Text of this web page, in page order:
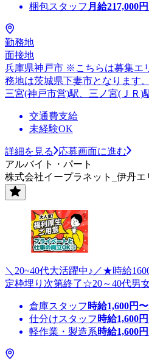
梱包スタッフ 月給217,000
勤務地
面接地
兵庫県神戸市 ※こちらは募集エ
務地は茨城県下妻市となります。
三宮(神戸市営)駅、三ノ宮(ＪＲ)
交通費支給
未経験OK
詳細を見る
応募画面に進む
アルバイト・パート
株式会社イープラネット_伊丹エ
＼20~40代大活躍中♪／★時給
定枠埋り次第終了☆20～40代男
倉庫スタッフ 時給1,600円〜
仕分けスタッフ 時給1,600
軽作業・製造系時給1,600